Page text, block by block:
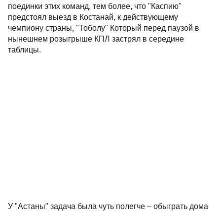
поединки этих команд, тем более, что "Каспию"
предстоял выезд в Костанай, к действующему
чемпиону страны, "Тоболу" Который перед паузой в
нынешнем розыгрыше КПЛ застрял в середине
таблицы.
У "Астаны" задача была чуть полегче – обыграть дома